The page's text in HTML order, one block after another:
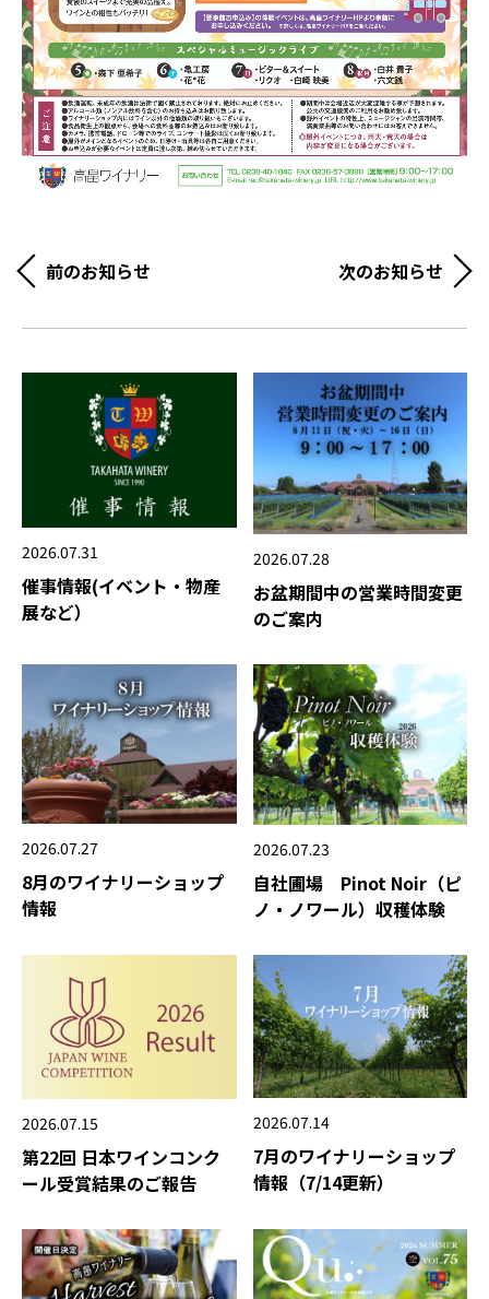
前のお知らせ 次のお知らせ
2026.07.31
催事情報(イベント・物産
展など）
2026.07.28
お盆期間中の営業時間変更
のご案内
2026.07.27
8月のワイナリーショップ
情報
2026.07.23
自社圃場 Pinot Noir（ピ
ノ・ノワール）収穫体験
2026.07.15
第22回 日本ワインコンク
ール受賞結果のご報告
2026.07.14
7月のワイナリーショップ
情報（7/14更新）